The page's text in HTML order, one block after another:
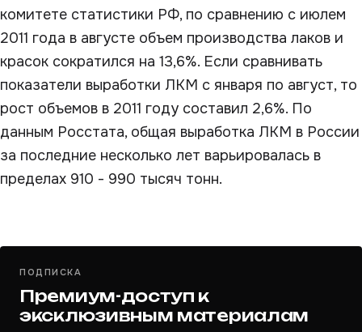
комитете статистики РФ, по сравнению с июлем
2011 года в августе объем производства лаков и
красок сократился на 13,6%. Если сравнивать
показатели выработки ЛКМ с января по август, то
рост объемов в 2011 году составил 2,6%. По
данным Росстата, общая выработка ЛКМ в России
за последние несколько лет варьировалась в
пределах 910 - 990 тысяч тонн.
ПОДПИСКА
Премиум-доступ к
эксклюзивным материалам